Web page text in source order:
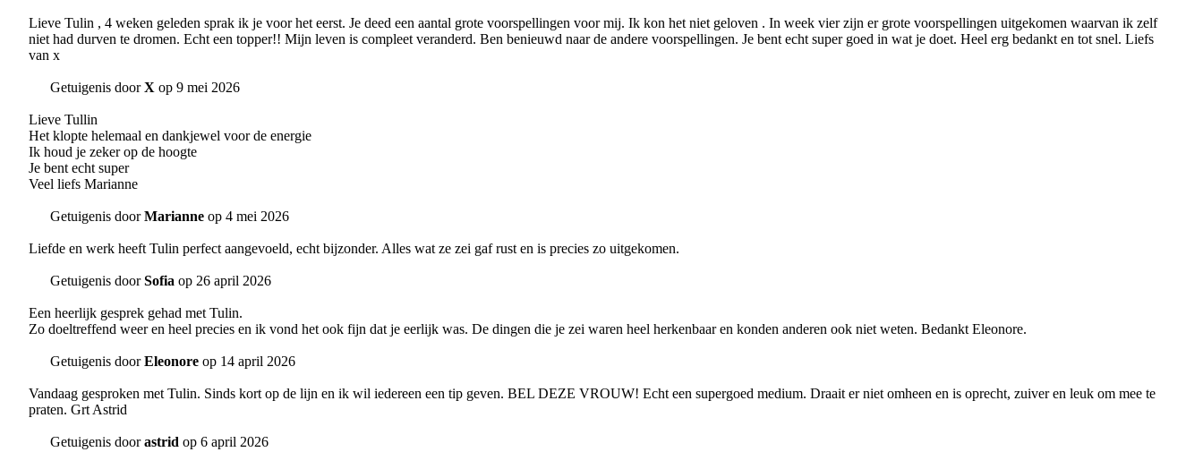
Lieve Tulin , 4 weken geleden sprak ik je voor het eerst. Je deed een aantal grote voorspellingen voor mij. Ik kon het niet geloven . In week vier zijn er grote voorspellingen uitgekomen waarvan ik zelf
niet had durven te dromen. Echt een topper!! Mijn leven is compleet veranderd. Ben benieuwd naar de andere voorspellingen. Je bent echt super goed in wat je doet. Heel erg bedankt en tot snel. Liefs
van x
Getuigenis doorX op 9 mei 2026
Lieve Tullin
Het klopte helemaal en dankjewel voor de energie
Ik houd je zeker op de hoogte
Je bent echt super
Veel liefs Marianne
Getuigenis doorMarianne op 4 mei 2026
Liefde en werk heeft Tulin perfect aangevoeld, echt bijzonder. Alles wat ze zei gaf rust en is precies zo uitgekomen.
Getuigenis doorSofia op 26 april 2026
Een heerlijk gesprek gehad met Tulin.
Zo doeltreffend weer en heel precies en ik vond het ook fijn dat je eerlijk was. De dingen die je zei waren heel herkenbaar en konden anderen ook niet weten. Bedankt Eleonore.
Getuigenis doorEleonore op 14 april 2026
Vandaag gesproken met Tulin. Sinds kort op de lijn en ik wil iedereen een tip geven. BEL DEZE VROUW! Echt een supergoed medium. Draait er niet omheen en is oprecht, zuiver en leuk om mee te
praten. Grt Astrid
Getuigenis doorastrid op 6 april 2026